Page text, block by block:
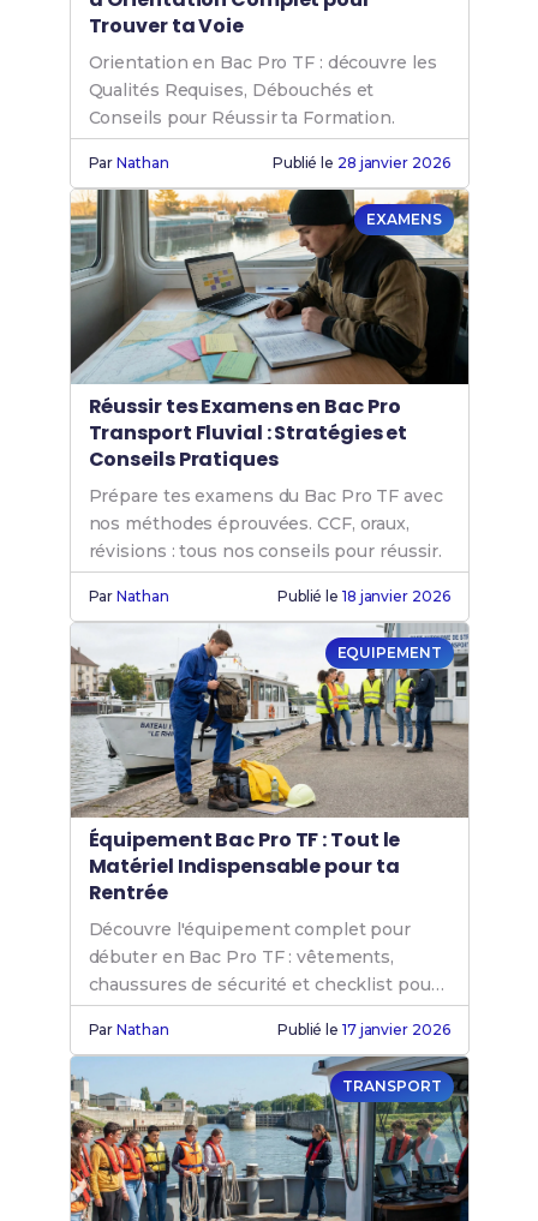
Trouver ta Voie
Orientation en Bac Pro TF : découvre les
Qualités Requises, Débouchés et
Conseils pour Réussir ta Formation.
ParNathan Publié le 28 janvier 2026
EXAMENS
Réussir tes Examens en Bac Pro
Transport Fluvial : Stratégies et
Conseils Pratiques
Prépare tes examens du Bac Pro TF avec
nos méthodes éprouvées. CCF, oraux,
révisions : tous nos conseils pour réussir.
ParNathan Publié le 18 janvier 2026
EQUIPEMENT
Équipement Bac Pro TF : Tout le
Matériel Indispensable pour ta
Rentrée
Découvre l'équipement complet pour
débuter en Bac Pro TF : vêtements,
chaussures de sécurité et checklist pour
réussir ta formation.
ParNathan Publié le 17 janvier 2026
TRANSPORT